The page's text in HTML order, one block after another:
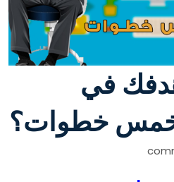
في
خمس خطوات؟